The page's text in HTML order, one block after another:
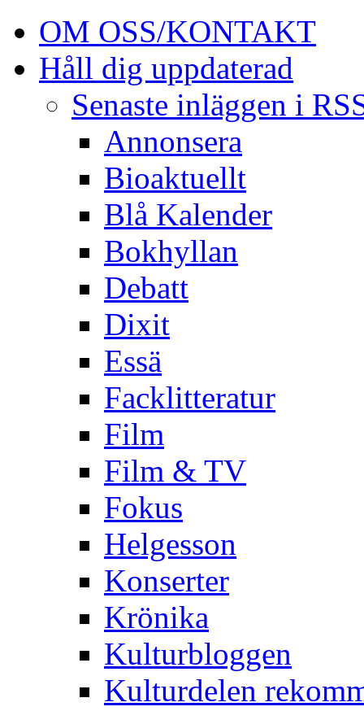
OM OSS/KONTAKT
Håll dig uppdaterad
Senaste inläggen i
Annonsera
Bioaktuellt
Blå Kalender
Bokhyllan
Debatt
Dixit
Essä
Facklitteratur
Film
Film & TV
Fokus
Helgesson
Konserter
Krönika
Kulturbloggen
Kulturdelen